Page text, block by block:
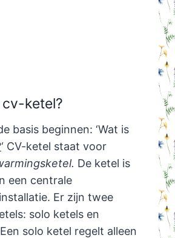
cv-ketel?
basis beginnen: ‘Wat is
‘ CV-ketel staat voor
De ketel is
een centrale
Er zijn twee
solo ketels en
solo ketel regelt alleen